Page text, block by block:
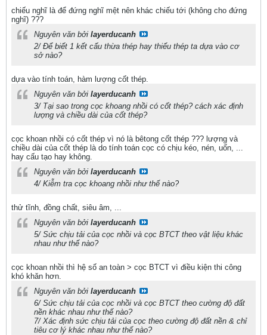
chiếu nghĩ là để đứng nghĩ mệt nên khác chiếu tới (không cho đứng
nghĩ) ???
Nguyên văn bởi layerducanh
2/ Để biết 1 kết cấu thừa thép hay thiếu thép ta dựa vào cơ
sở nào?
dựa vào tính toán, hàm lượng cốt thép.
Nguyên văn bởi layerducanh
3/ Tại sao trong cọc khoang nhồi có cốt thép? cách xác định
lượng và chiều dài của cốt thép?
cọc khoan nhồi có cốt thép vì nó là bêtong cốt thép ??? lượng và
chiều dài của cốt thép là do tính toán cọc có chịu kéo, nén, uốn, ...
hay cấu tạo hay không.
Nguyên văn bởi layerducanh
4/ Kiễm tra cọc khoang nhồi như thế nào?
thử tĩnh, đồng chất, siêu âm, ...
Nguyên văn bởi layerducanh
5/ Sức chịu tải của cọc nhồi và cọc BTCT theo vật liệu khác
nhau như thế nào?
cọc khoan nhồi thì hệ số an toàn > cọc BTCT vì điều kiện thi công
khó khăn hơn.
Nguyên văn bởi layerducanh
6/ Sức chịu tải của cọc nhồi và cọc BTCT theo cường độ đất
nền khác nhau như thế nào?
7/ Xác định sức chịu tải của cọc theo cường độ đất nền & chỉ
tiêu cơ lý khác nhau như thế nào?